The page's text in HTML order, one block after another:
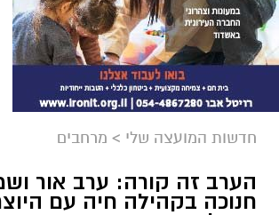
חדשות המועצה שלי > מרחבים
הערב זה קורה: ערב אור
חנוכה בקהילה חיה עם